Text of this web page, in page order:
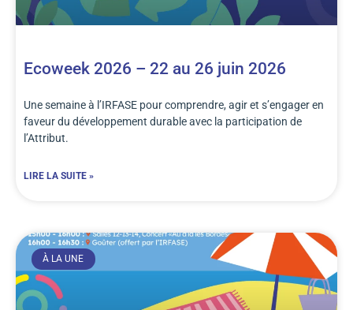
Ecoweek 2026 – 22 au 26 juin 2026
Une semaine à l’IRFASE pour comprendre, agir et s’engager en
faveur du développement durable avec la participation de
l’Attribut.
LIRE LA SUITE »
À LA UNE